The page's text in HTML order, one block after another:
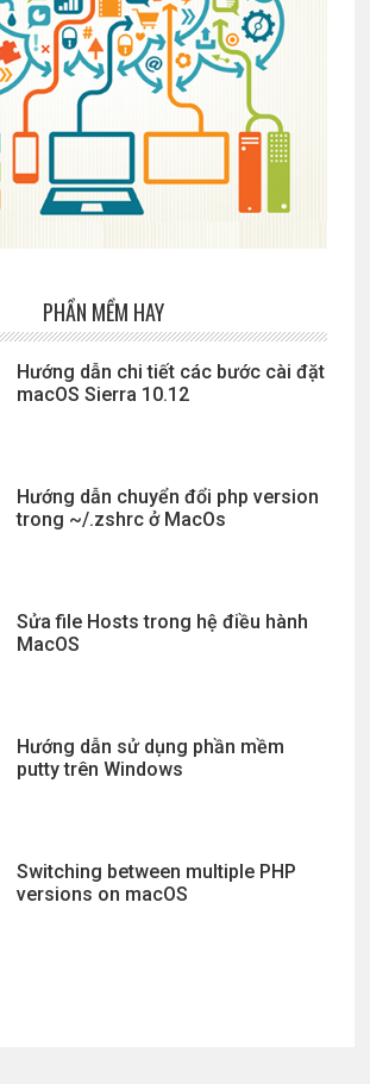
PHẦN MỀM HAY
Hướng dẫn chi tiết các bước cài đặt
macOS Sierra 10.12
Hướng dẫn chuyển đổi php version
trong ~/.zshrc ở MacOs
Sửa file Hosts trong hệ điều hành
MacOS
Hướng dẫn sử dụng phần mềm
putty trên Windows
Switching between multiple PHP
versions on macOS